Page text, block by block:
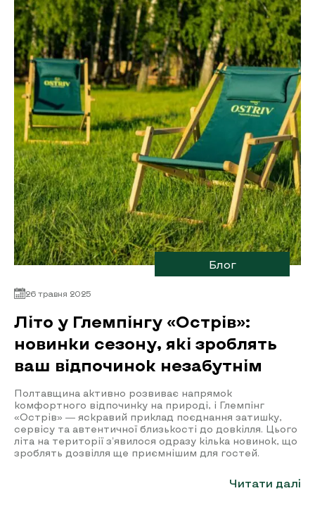
Блог
26 травня 2025
Літо у Глемпінгу «Острів»:
новинки сезону, які зроблять
ваш відпочинок незабутнім
Полтавщина активно розвиває напрямок
комфортного відпочинку на природі, і Глемпінг
«Острів» — яскравий приклад поєднання затишку,
сервісу та автентичної близькості до довкілля. Цього
літа на території з’явилося одразу кілька новинок, що
зроблять дозвілля ще приємнішим для гостей.
Читати далі